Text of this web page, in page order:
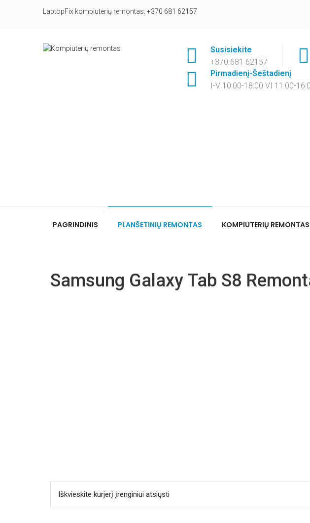
LaptopFix kompiuterių remontas: +370 681 62157
Susisiekite
+370 681 62157
Pirmadienį-Šeštadienį
I-V 10:00-18:00 VI 11:00-
PAGRINDINIS PLANŠETINIŲ REMONTAS KOMPIUTERIŲ REMONTAS
Samsung Galaxy Tab S8
Iškvieskite kurjerį įrenginiui atsiųsti